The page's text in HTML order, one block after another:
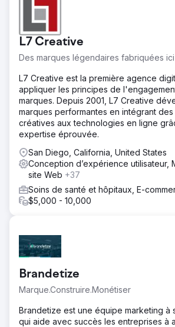
L7 Creative
Des marques légendaires fabriquées ici
L7 Creative est la première agence
appliquer les principes de
marques. Depuis 2001, L7 Creative
marques performantes en intégrant
créatives aux technologies en ligne
expertise éprouvée.
San Diego, California, United States
Conception d’expérience utilisateur,
site Web +37
Soins de santé et hôpitaux, E-
$5,000 - 10,000
Brandetize
Marque.Construire.Monétiser
Brandetize est une équipe marketing à
qui aide avec succès les entreprises à